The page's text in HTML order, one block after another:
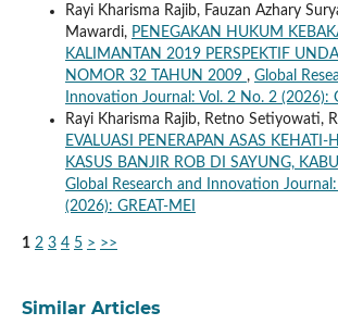
Rayi Kharisma Rajib, Fauzan Azhary
Mawardi, PENEGAKAN HUKUM
KALIMANTAN 2019 PERSPEKTIF
NOMOR 32 TAHUN 2009 , Global
Innovation Journal: Vol. 2 No. 2 (2026):
Rayi Kharisma Rajib, Retno Setiyowati,
EVALUASI PENERAPAN ASAS KEHATI-
KASUS BANJIR ROB DI SAYUNG,
Global Research and Innovation
(2026): GREAT-MEI
1 2 3 4 5 > >>
Similar Articles